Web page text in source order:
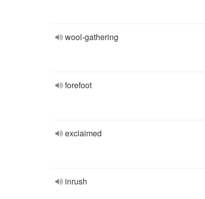
wool-gathering
forefoot
exclaimed
inrush